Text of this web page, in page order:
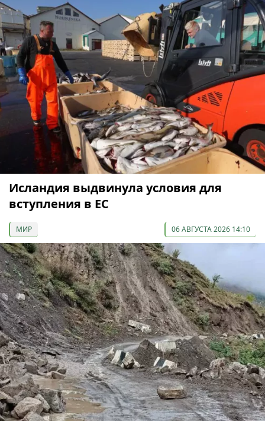
Исландия выдвинула условия для
вступления в ЕС
МИР 06 АВГУСТА 2026 14:10